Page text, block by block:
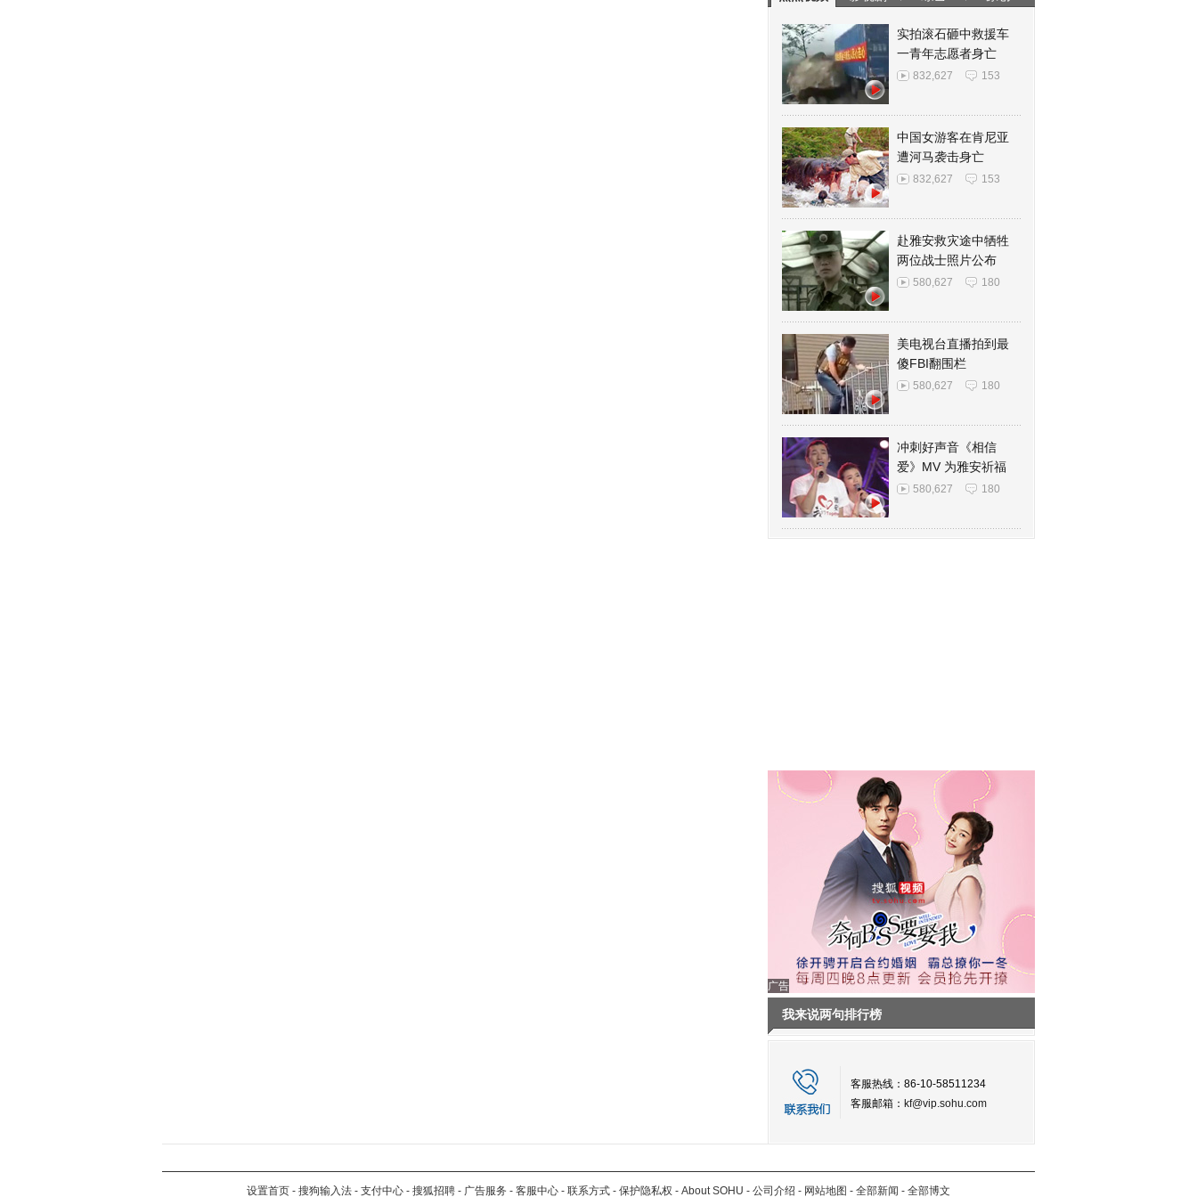
实拍滚石砸中救援车
一青年志愿者身亡
832,627 153
中国女游客在肯尼亚
遭河马袭击身亡
832,627 153
赴雅安救灾途中牺牲
两位战士照片公布
580,627 180
美电视台直播拍到最
傻FBI翻围栏
580,627 180
冲刺好声音《相信
爱》MV 为雅安祈福
580,627 180
广告
我来说两句排行榜
客服热线：86-10-58511234
客服邮箱： kf@vip.sohu.com
设置首页 - 搜狗输入法 - 支付中心 - 搜狐招聘 - 广告服务 - 客服中心 - 联系方式 - 保护隐私权 - About SOHU - 公司介绍 - 网站地图 - 全部新闻 - 全部博文